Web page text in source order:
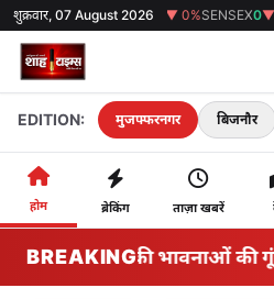
शुक्रवार, 07 August 2026
GOLD ₹0▼ 0%SENSEX 0▼ 0%BITCOIN
EDITION: मुजफ्फरनगर बिजनौर
होम ब्रेकिंग ताज़ा खबरें
BREAKING
'विपक्ष की भावनाओं की गूंज